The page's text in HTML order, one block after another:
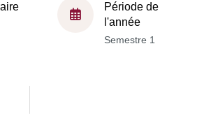
Période de
l'année
Semestre 1